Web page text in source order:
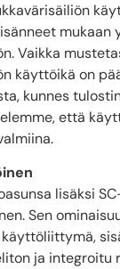
mukaan
Vaikka
käyttöikä on
kunnes
että
lisäksi
Sen
ja integroitu